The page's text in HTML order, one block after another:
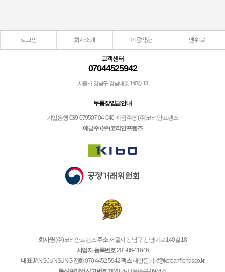
로그인 회사소개 이용약관 맨위로
고객센터
07044525942
서울시 강남구 강남대로 140길 18
무통장입금안내
기업은행 039-079507-04-040 예금주명 (주)코리안프렌즈
예금주 / (주)코리안프렌즈
회사명(주)코리안프렌즈주소서울시 강남구 강남대로 140길 18
사업자 등록번호201-86-41646
대표JANG JUNSUNG 전화070-4452-5942팩스대량문의 kf@koreanfriends.co.kr